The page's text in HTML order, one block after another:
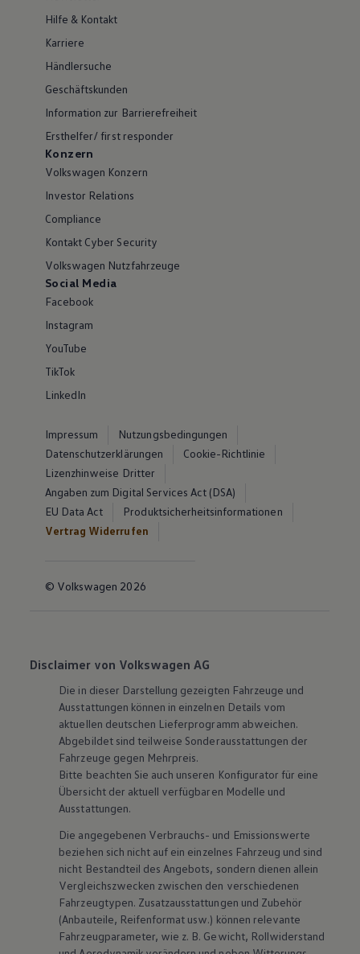
Hilfe & Kontakt
Karriere
Händlersuche
Geschäftskunden
Information zur Barrierefreiheit
Ersthelfer/ first responder
Konzern
Volkswagen Konzern
Investor Relations
Compliance
Kontakt Cyber Security
Volkswagen Nutzfahrzeuge
Social Media
Facebook
Instagram
YouTube
TikTok
LinkedIn
Impressum
Nutzungsbedingungen
Datenschutzerklärungen
Cookie-Richtlinie
Lizenzhinweise Dritter
Angaben zum Digital Services Act (DSA)
EU Data Act
Produktsicherheitsinformationen
Vertrag Widerrufen
© Volkswagen 2026
Disclaimer von Volkswagen AG
Die in dieser Darstellung gezeigten Fahrzeuge und
Ausstattungen können in einzelnen Details vom
aktuellen deutschen Lieferprogramm abweichen.
Abgebildet sind teilweise Sonderausstattungen der
Fahrzeuge gegen Mehrpreis.
Bitte beachten Sie auch unseren Konfigurator für eine
Übersicht der aktuell verfügbaren Modelle und
Ausstattungen.
Die angegebenen Verbrauchs- und Emissionswerte
beziehen sich nicht auf ein einzelnes Fahrzeug und sind
nicht Bestandteil des Angebots, sondern dienen allein
Vergleichszwecken zwischen den verschiedenen
Fahrzeugtypen. Zusatzausstattungen und Zubehör
(Anbauteile, Reifenformat usw.) können relevante
Fahrzeugparameter, wie z. B. Gewicht, Rollwiderstand